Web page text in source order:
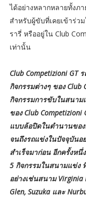
ได้อย่างหลากหลายทั้งภ
สำหรับผู้ขับที่เคยเข้าร่ว
รารี่ หรืออยู่ใน Club
เท่านั้น
Club Competizioni GT
กิจกรรมต่างๆ ของ Club
กิจกรรมการขับในสนาม
ของ Club
แบบล้อปิดในตำนานของ
จนถึงรถแข่งในปัจจุบันอ
สำเร็จมาก่อน อีกครั้งหนึ่
5 กิจกรรมในสนามแข่ง
อย่างเช่นสนาม Virginia
Glen, Suzuka และ